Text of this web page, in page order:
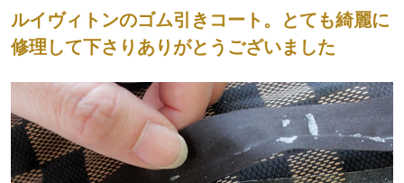
ルイヴィトンのゴム引きコート。とても綺麗に
修理して下さりありがとうございました